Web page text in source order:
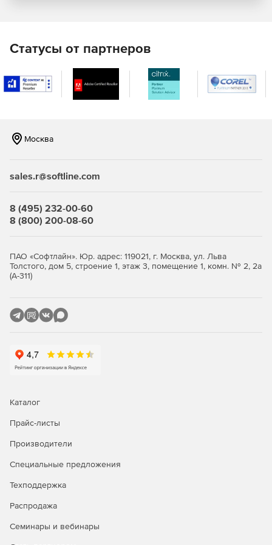
Локальный и удаленный доступ
Коммуникация через Microsoft Outlook при
одновременном доступе к функциям совместной
навигации, опции drag-and-drop, папок, фильтров,
Использование интерфейса WebMail для мобильных
почты и т. д.
календарям через WebMail.
Синхронизация электронной почты, контактов,
календарей и задач за счет поддержки Exchange
Получение мгновенного доступа к релевантным
календарям через устройства BlackBerry и клиентов
Почтовый сервер Axigen гарантирует защищенный
Статусы от партнеров
Москва
sales.r@softline.com
8 (495) 232-00-60
8 (800) 200-08-60
ПАО «Софтлайн». Юр. адрес: 119021, г. Москва, ул. Льва
Толстого, дом 5, строение 1, этаж 3, помещение 1, комн. № 2, 2а
(А-311)
Каталог
Прайс-листы
Производители
Специальные предложения
Техподдержка
Распродажа
Семинары и вебинары